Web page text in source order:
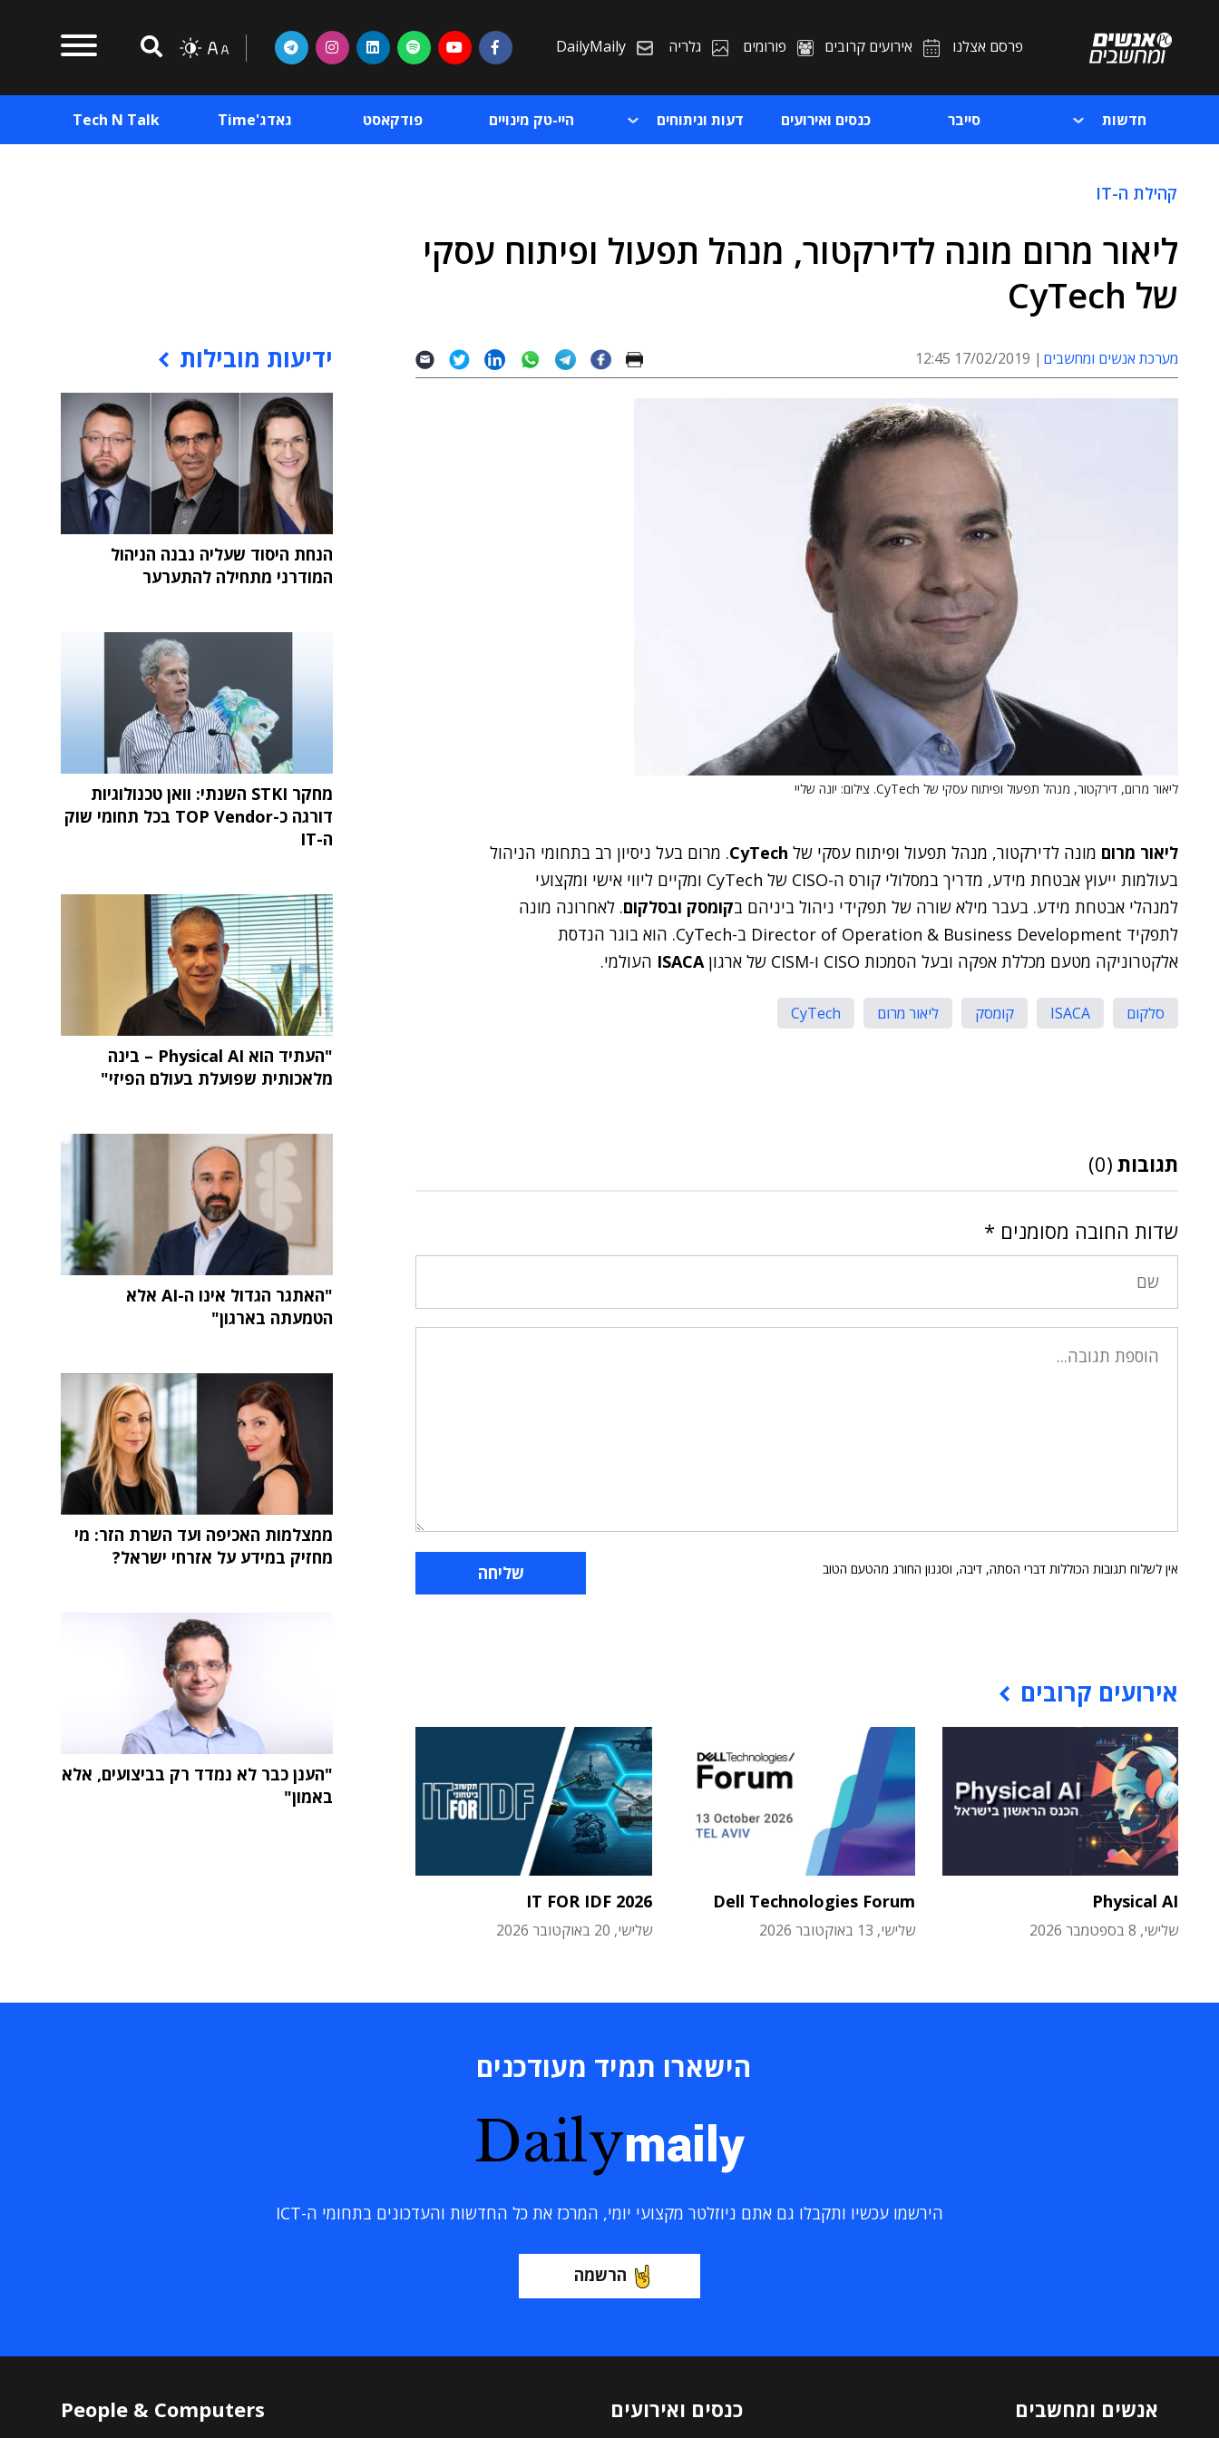
פרסם אצלנו אירועים קרובים פורומים גלריה DailyMaily
חדשות סייבר כנסים ואירועים דעות וניתוחים היי-טק מינויים פודקאסט גאדג'Time Tech N Talk
קהילת ה-IT
ליאור מרום מונה לדירקטור, מנהל תפעול ופיתוח עסקי
של CyTech
מערכת אנשים ומחשבים 17/02/2019 12:45
ליאור מרום, דירקטור, מנהל תפעול ופיתוח עסקי של CyTech. צילום: יונה שליי
ליאור מרום מונה לדירקטור, מנהל תפעול ופיתוח עסקי של CyTech. מרום בעל ניסיון רב בתחומי הניהול
בעולמות ייעוץ אבטחת מידע, מדריך במסלולי קורס ה-CISO של CyTech ומקיים ליווי אישי ומקצועי
למנהלי אבטחת מידע. בעבר מילא שורה של תפקידי ניהול ביניהם בקומסק ובסלקום. לאחרונה מונה
לתפקיד Director of Operation & Business Development ב-CyTech. הוא בוגר הנדסת
אלקטרוניקה מטעם מכללת אפקה ובעל הסמכות CISO ו-CISM של ארגון
ISACA העולמי.
סלקום ISACA קומסק ליאור מרום CyTech
תגובות (0)
שדות החובה מסומנים *
אין לשלוח תגובות הכוללות דברי הסתה, דיבה, וסגנון החורג מהטעם הטוב
אירועים קרובים
Physical AI
שלישי, 8 בספטמבר 2026
Dell Technologies Forum
שלישי, 13 באוקטובר 2026
IT FOR IDF 2026
שלישי, 20 באוקטובר 2026
ידיעות מובילות
הנחת היסוד שעליה נבנה הניהול
המודרני מתחילה להתערער
מחקר STKI השנתי: וואן טכנולוגיות
דורגה כ-TOP Vendor בכל תחומי שוק
ה-IT
"העתיד הוא Physical AI – בינה
מלאכותית שפועלת בעולם הפיזי"
"האתגר הגדול אינו ה-AI אלא
הטמעתה בארגון"
ממצלמות האכיפה ועד השרת הזר: מי
מחזיק במידע על אזרחי ישראל?
"הענן כבר לא נמדד רק בביצועים, אלא
באמון"
הישארו תמיד מעודכנים
Dailymaily
הירשמו עכשיו ותקבלו גם אתם ניוזלטר מקצועי יומי, המרכז את כל החדשות והעדכונים בתחומי ה-ICT
הרשמה
אנשים ומחשבים כנסים ואירועים People & Computers